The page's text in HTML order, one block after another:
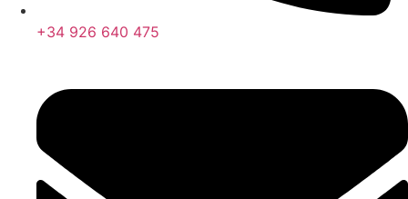
+34 926 640 475